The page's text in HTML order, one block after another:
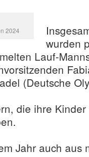
2024
wurden
Lauf-
(Deutsche
die ihre
Jahr auch aus